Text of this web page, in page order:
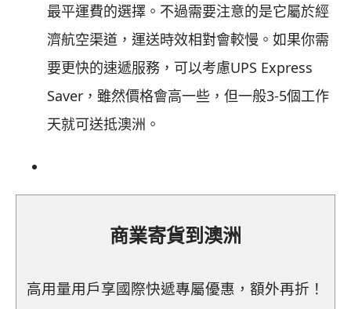
最平運費的選擇。不過需要注意的是它屬於經
濟航空渠道，運送時效相對會較慢。如果你需
要更快的速遞服務，可以考慮UPS Express
Saver，雖然價格會高一些，但一般3-5個工作
天就可送抵澳洲。
商業寄貨到澳洲
高用量用戶享國際快遞專屬優惠，額外再折！